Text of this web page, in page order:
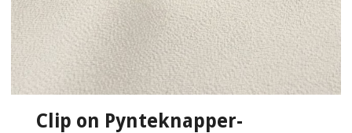
Clip on Pynteknapper-